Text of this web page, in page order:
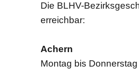
Die BLHV-
erreichbar:
Achern
Montag bis